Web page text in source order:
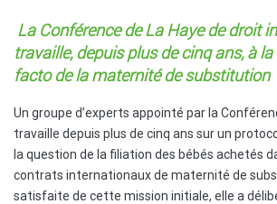
La Conférence de La Haye de droit
travaille, depuis plus de cinq ans, à
facto de la maternité de substitution
Un groupe d’experts appointé par la
travaille depuis plus de cinq ans sur un
la question de la filiation des bébés achetés
contrats internationaux de maternité de
satisfaite de cette mission initiale, elle a